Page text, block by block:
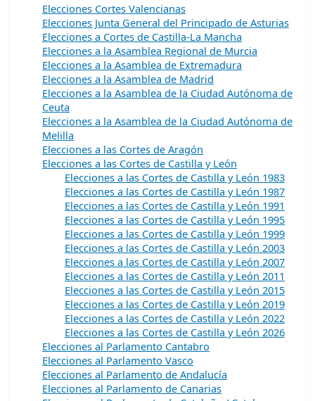
Elecciones Cortes Valencianas
Elecciones Junta General del Principado de Asturias
Elecciones a Cortes de Castilla-La Mancha
Elecciones a la Asamblea Regional de Murcia
Elecciones a la Asamblea de Extremadura
Elecciones a la Asamblea de Madrid
Elecciones a la Asamblea de la Ciudad Autónoma de
Ceuta
Elecciones a la Asamblea de la Ciudad Autónoma de
Melilla
Elecciones a las Cortes de Aragón
Elecciones a las Cortes de Castilla y León
Elecciones a las Cortes de Castilla y León 1983
Elecciones a las Cortes de Castilla y León 1987
Elecciones a las Cortes de Castilla y León 1991
Elecciones a las Cortes de Castilla y León 1995
Elecciones a las Cortes de Castilla y León 1999
Elecciones a las Cortes de Castilla y León 2003
Elecciones a las Cortes de Castilla y León 2007
Elecciones a las Cortes de Castilla y León 2011
Elecciones a las Cortes de Castilla y León 2015
Elecciones a las Cortes de Castilla y León 2019
Elecciones a las Cortes de Castilla y León 2022
Elecciones a las Cortes de Castilla y León 2026
Elecciones al Parlamento Cantabro
Elecciones al Parlamento Vasco
Elecciones al Parlamento de Andalucía
Elecciones al Parlamento de Canarias